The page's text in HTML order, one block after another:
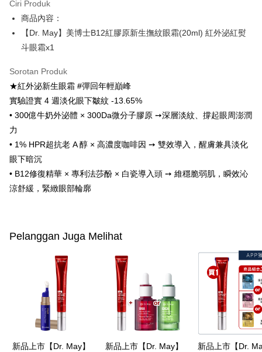
Easy Wallet
Google Pay
Plus PAY
AFTEE
Deskripsi
Pertama, Mengenai Perkhidmatan AFTEE Beli Sekarang Bayar Kemudian
1. Dengan memilih AFTEE sebagai kaedah pembayaran, mesej
pengesahan AFTEE akan muncul.
2. Anda boleh meneruskan pembayaran selepas pengesahan SMS.
3. Tiada bayaran diperlukan apabila pesanan disahkan. Produk akan
4. Setelah pesanan disahkan, anda akan menerima SMS pembayaran
manakala ahli aplikasi akan menerima pemberitahuan tolak aplikasi
AFTEE.
5. Tiada bayaran diperlukan apabila anda menerima produk. Sila buat
bagaimanapun, bagi mereka yang telah memuat turun Aplikasi AFTEE
dan mendaftar sebagai ahli AFTEE boleh menikmati tempoh pembayaran
sehingga 45 hari.
Tempoh pembayaran dikira dari masa kedai meminta pembayaran anda,
ditambah dengan bilangan hari yang boleh dilanjutkan oleh AFTEE. Anda
boleh melanjutkan tempoh pembayaran anda sebelum anda menerima
pesanan. Walau bagaimanapun, tiada jaminan bahawa anda boleh
menerima pesanan anda semasa tempoh pembayaran (cth.: produk
Pemindahan ATM
Pilihan Penghantaran
全家付款取貨
NT$100/pesanan | Penghantaran percuma untuk pesanan
NT$600 atau lebih
NT$600 atau lebih
萊爾富取貨付款
NT$100/pesanan | Penghantaran percuma untuk pesanan
NT$600 atau lebih
付款後萊爾富取貨
NT$100/pesanan | Penghantaran percuma untuk pesanan
Ciri Produk
商品內容：
【Dr. May】美博士B12紅膠原新生撫紋眼霜(20ml) 紅外泌紅熨
斗眼霜x1
Sorotan Produk
★紅外泌新生眼霜 #彈回年輕巔峰
實驗證實 4 週淡化眼下皺紋 -13.65%
• 300億牛奶外泌體 × 300Da微分子膠原 ➙深層淡紋、撐起眼周澎潤
力
• 1% HPR超抗老 A 醇 × 高濃度咖啡因 ➙ 雙效導入，醒膚兼具淡化
眼下暗沉
• B12修復精華 × 專利法莎酚 × 白瓷導入頭 ➙ 維穩脆弱肌，瞬效沁
涼舒緩，緊緻眼部輪廓
Pelanggan Juga Melihat
新品上市【Dr. May】 新品上市【Dr. May】 新品上市【Dr.